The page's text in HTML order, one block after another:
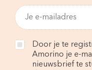
Door je te
Amorino je e-
nieuwsbrief te